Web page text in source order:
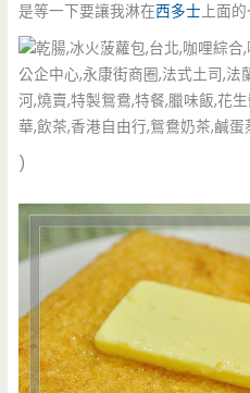
是等一下要讓我淋在西多士上面的
)